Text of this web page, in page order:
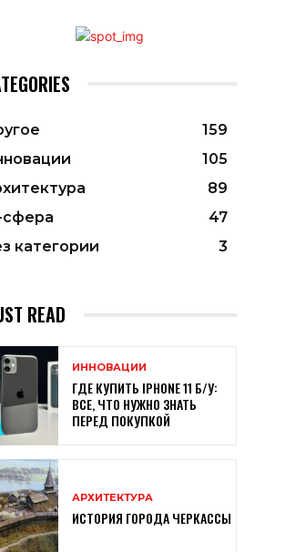
159
105
89
сфера
47
категории
3
READ
ИННОВАЦИИ
ГДЕ КУПИТЬ IPHONE 11 Б/У:
ВСЕ, ЧТО НУЖНО ЗНАТЬ
ПЕРЕД ПОКУПКОЙ
АРХИТЕКТУРА
ИСТОРИЯ ГОРОДА ЧЕРКАССЫ